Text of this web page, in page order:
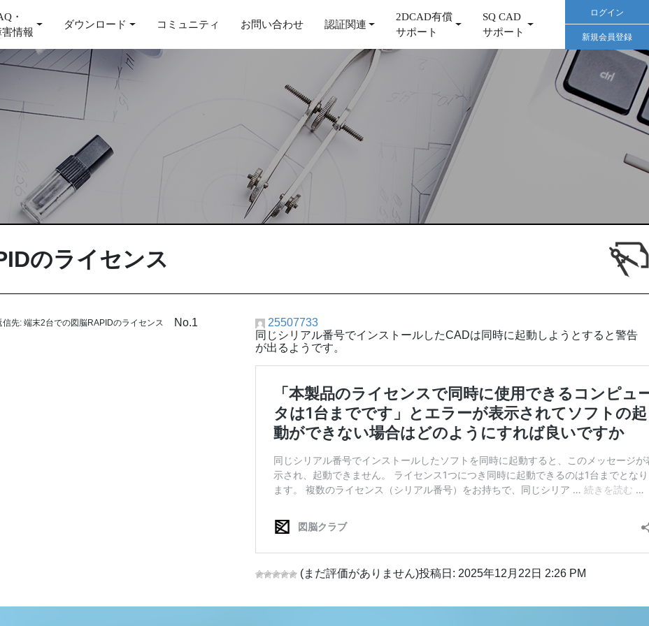
・
害情報
ダウンロード コミュニティ お問い合わせ 認証関連
2DCAD有償
サポート
SQ CAD
サポート
ログイン
新規会員登録
のライセンス
信先: 端末2台での図脳RAPIDのライセンス No.1
25507733
同じシリアル番号でインストールしたCADは同時に起動しようとすると警告
が出るようです。
(まだ評価がありません)投稿日: 2025年12月22日 2:26 PM